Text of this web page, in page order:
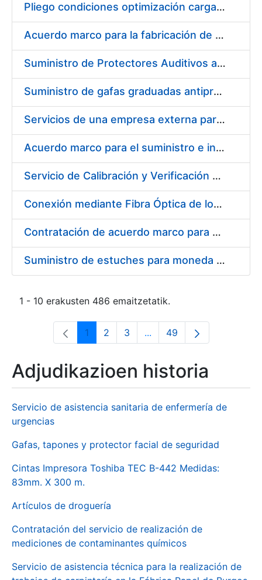
Erakutsi/Ezkutatu
Pliego condiciones optimización cargas compras firmado
Acuerdo marco para la fabricación de piezas
Suministro de Protectores Auditivos a medida para las personas trabajadoras de los Centros de Trabajo de Madrid y Burgos
Suministro de gafas graduadas antiproyecciones para los trabajadores de la FNMT-RCM en los centros de trabajo de Madrid y Burgos
Servicios de una empresa externa para el asesoramiento y resolución de los recursos de alzada que se presentan relacionados con procesos de selección para la FNMT-RCM
Acuerdo marco para el suministro e instalación de persianas, estores y otros complementos
Servicio de Calibración y Verificación Externa de los Equipos de Medición del Servicio de Prevención de la FNMT-RCM
Conexión mediante Fibra Óptica de los Centros de Proceso de Datos (CPDs) de las sedes de la FNMT-RCM de Burgos y Madrid
Contratación de acuerdo marco para el Suministro de Material de Electricidad para la Fábrica Nacional de Moneda y Timbre-Real Casa de la Moneda en su centro de trabajo de Burgos
Suministro de estuches para moneda de 30 €
1 - 10 erakusten 486 emaitzetatik.
Orrialdea
1 Orrialdea
2 Orrialdea
3 ...Intermediate Pages Use
Orrialdea
49
Adjudikazioen historia
Servicio de asistencia sanitaria de enfermería de
urgencias
Gafas, tapones y protector facial de seguridad
Cintas Impresora Toshiba TEC B-442 Medidas:
83mm. X 300 m.
Artículos de droguería
Contratación del servicio de realización de
mediciones de contaminantes químicos
Servicio de asistencia técnica para la realización de